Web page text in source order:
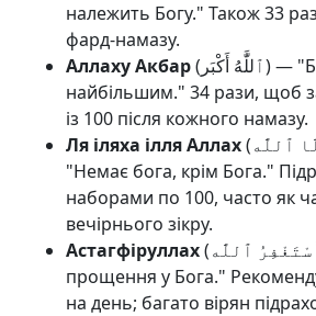
належить Богу." Також 33
фард-намазу.
Аллаху Акбар(ٱللَّٰهُ أَكْبَر) — "Бог є
найбільшим." 34 рази, щоб
із 100 після кожного намазу.
Ля іляха ілля Аллах(لَا إِلَٰهَ إِلَّا ٱللَّٰه) —
"Немає бога, крім Бога."
наборами по 100, часто як
вечірнього зікру.
Астагфіруллах(أَسْتَغْفِرُ ٱللَّٰه) — "Я прошу
прощення у Бога."
на день; багато вірян